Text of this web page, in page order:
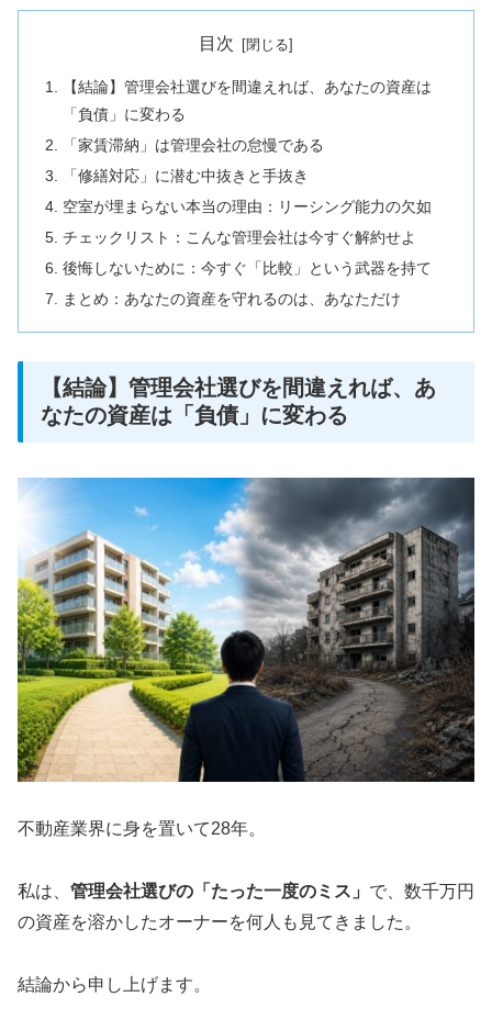
目次
【結論】管理会社選びを間違えれば、あなたの資産は
「負債」に変わる
「家賃滞納」は管理会社の怠慢である
「修繕対応」に潜む中抜きと手抜き
空室が埋まらない本当の理由：リーシング能力の欠如
チェックリスト：こんな管理会社は今すぐ解約せよ
後悔しないために：今すぐ「比較」という武器を持て
まとめ：あなたの資産を守れるのは、あなただけ
【結論】管理会社選びを間違えれば、あ
なたの資産は「負債」に変わる
不動産業界に身を置いて28年。
私は、 管理会社選びの「たった一度のミス」 で、数千万円
の資産を溶かしたオーナーを何人も見てきました。
結論から申し上げます。